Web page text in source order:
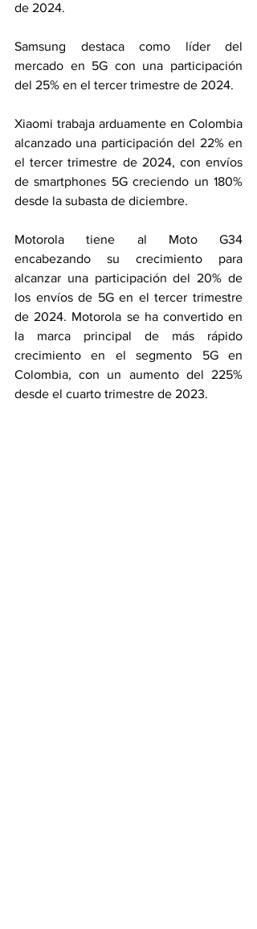
de 2024.
Samsung destaca como líder del
mercado en 5G con una participación
del 25% en el tercer trimestre de 2024.
Xiaomi trabaja arduamente en Colombia
alcanzado una participación del 22% en
el tercer trimestre de 2024, con envíos
de smartphones 5G creciendo un 180%
desde la subasta de diciembre.
Motorola tiene al Moto G34
encabezando su crecimiento para
alcanzar una participación del 20% de
los envíos de 5G en el tercer trimestre
de 2024. Motorola se ha convertido en
la marca principal de más rápido
crecimiento en el segmento 5G en
Colombia, con un aumento del 225%
desde el cuarto trimestre de 2023.